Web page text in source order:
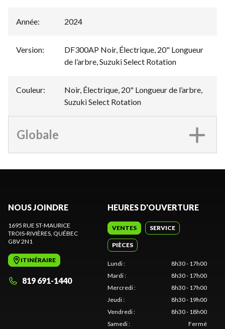
Année: 2024
Version:
DF300AP Noir, Électrique, 20" Longueur
de l’arbre, Suzuki Select Rotation
Couleur:
Noir, Électrique, 20" Longueur de l’arbre,
Suzuki Select Rotation
Globale
NOUS JOINDRE
1695 RUE ST-MAURICE
TROIS-RIVIÈRES, QUÉBEC
G8V 2N1
ITINÉRAIRE
819 691-1440
HEURES D'OUVERTURE
VENTES SERVICE
PIÈCES
Lundi:
8h30 - 17h00
Mardi:
8h30 - 17h00
Mercredi:
8h30 - 17h00
Jeudi:
8h30 - 19h00
Vendredi:
8h30 - 18h00
Samedi: Fermé